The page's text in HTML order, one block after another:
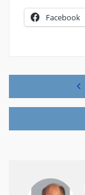
Facebook